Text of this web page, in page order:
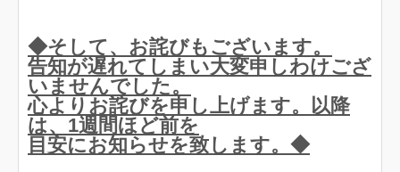
◆そして、お詫びもございます。
告知が遅れてしまい大変申しわけござ
いませんでした。
心よりお詫びを申し上げます。以降
は、1週間ほど前を
目安にお知らせを致します。◆